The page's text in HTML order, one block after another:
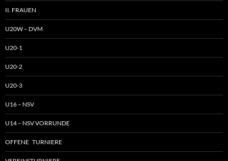
II. FRAUEN
U20W – DVM
U20-1
U20-2
U20-3
U16 – NSV
U14 – NSV VORRUNDE
OFFENE TURNIERE